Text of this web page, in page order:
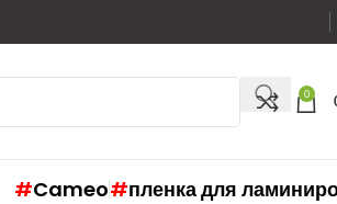
0
#Cameo#пленка для